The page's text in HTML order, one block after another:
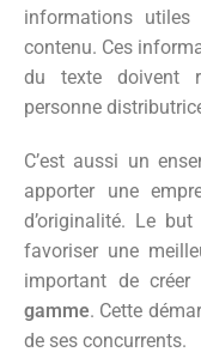
informations
contenu. Ces
du texte doivent
personne
C’est aussi un
apporter une
d’originalité. Le
favoriser une
important de
gamme. Cette
de ses concurrents.